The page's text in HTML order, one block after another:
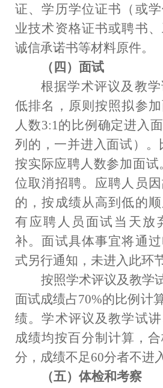
证、学历学位证书（或
业技术资格证书或聘书、
诚信承诺书等材料原件。
（四）面试
根据学术评议及教
低排名，原则按照拟参
人数3:1的比例确定进入
列的，一并进入面试）。
按实际应聘人数参加面试
位取消招聘。应聘人员
的，按成绩从高到低的
有应聘人员面试当天放
补。面试具体事宜将通
式另行通知，未进入此环
按照学术评议及教学
面试成绩占70%的比例计
绩。学术评议及教学试
成绩均按百分制计算，
分，成绩不足60分者不进
（五）体检和考察